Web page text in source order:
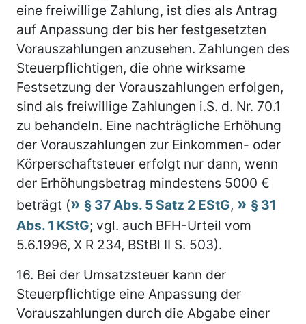
eine freiwillige Zahlung, ist dies als Antrag
auf Anpassung der bis her festgesetzten
Vorauszahlungen anzusehen. Zahlungen des
Steuerpflichtigen, die ohne wirksame
Festsetzung der Vorauszahlungen erfolgen,
sind als freiwillige Zahlungen i.S. d. Nr. 70.1
zu behandeln. Eine nachträgliche Erhöhung
der Vorauszahlungen zur Einkommen- oder
Körperschaftsteuer erfolgt nur dann, wenn
der Erhöhungsbetrag mindestens 5000 €
beträgt (
§ 37 Abs. 5 Satz 2 EStG,
§ 31
Abs. 1 KStG; vgl. auch BFH-Urteil vom
5.6.1996, X R 234, BStBl II S. 503).
16. Bei der Umsatzsteuer kann der
Steuerpflichtige eine Anpassung der
Vorauszahlungen durch die Abgabe einer